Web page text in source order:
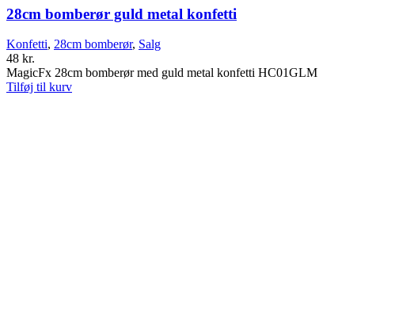
28cm bomberør guld metal konfetti
Konfetti, 28cm bomberør, Salg
48 kr.
MagicFx 28cm bomberør med guld metal konfetti HC01GLM
Tilføj til kurv